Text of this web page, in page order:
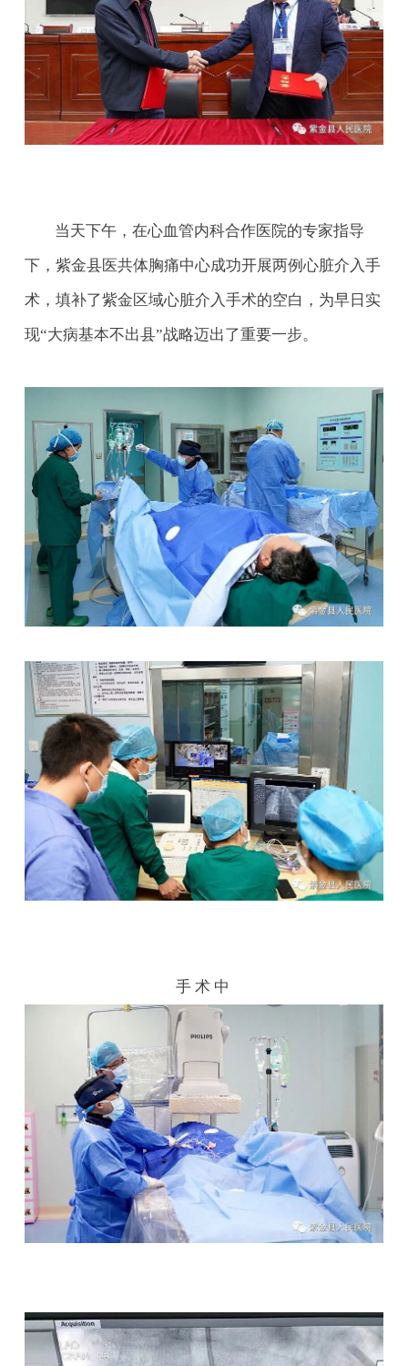
当天下午，在心血管内科合作医院的专家指导
下，紫金县医共体胸痛中心成功开展两例心脏介入手
术，填补了紫金区域心脏介入手术的空白，为早日实
现“大病基本不出县”战略迈出了重要一步。
手 术 中